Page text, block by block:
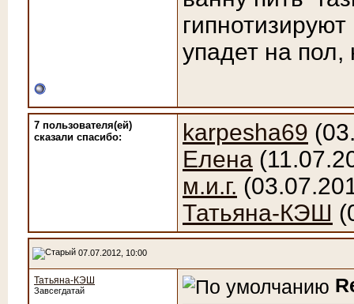
упадет на пол,
7 пользователя(ей)
сказали cпасибо:
karpesha69
Елена
м.и.г.
Татьяна-КЭШ
07.07.2012, 10:00
Татьяна-КЭШ
Завсегдатай